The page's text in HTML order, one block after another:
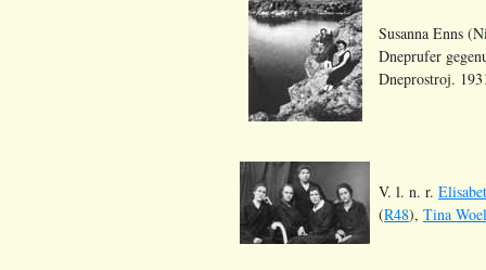
Susanna Enns
Dneprufer
Dneprostroj.
V. l. n. r.
(R48), Tina